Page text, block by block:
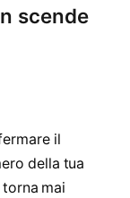
scende
il
della tua
torna mai